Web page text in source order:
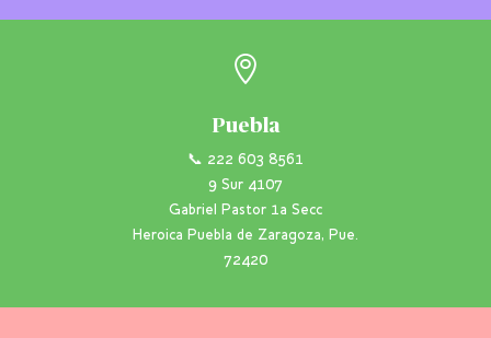

Puebla
📞 222 603 8561
9 Sur 4107
Gabriel Pastor 1a Secc
Heroica Puebla de Zaragoza, Pue.
72420